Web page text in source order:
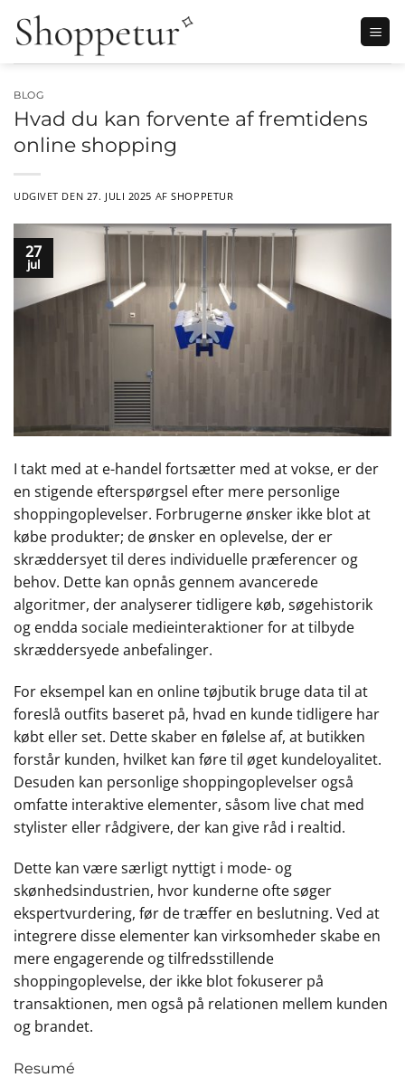
Fortsæt
BLOG
Hvad du kan forvente af fremtidens
online shopping
UDGIVET DEN 27. JULI 2025 AFSHOPPETUR
27
jul
I takt med at e-handel fortsætter med at vokse, er der
en stigende efterspørgsel efter mere personlige
shoppingoplevelser. Forbrugerne ønsker ikke blot at
købe produkter; de ønsker en oplevelse, der er
skræddersyet til deres individuelle præferencer og
behov. Dette kan opnås gennem avancerede
algoritmer, der analyserer tidligere køb, søgehistorik
og endda sociale medieinteraktioner for at tilbyde
skræddersyede anbefalinger.
For eksempel kan en online tøjbutik bruge data til at
foreslå outfits baseret på, hvad en kunde tidligere har
købt eller set. Dette skaber en følelse af, at butikken
forstår kunden, hvilket kan føre til øget kundeloyalitet.
Desuden kan personlige shoppingoplevelser også
omfatte interaktive elementer, såsom live chat med
stylister eller rådgivere, der kan give råd i realtid.
Dette kan være særligt nyttigt i mode- og
skønhedsindustrien, hvor kunderne ofte søger
ekspertvurdering, før de træffer en beslutning. Ved at
integrere disse elementer kan virksomheder skabe en
mere engagerende og tilfredsstillende
shoppingoplevelse, der ikke blot fokuserer på
transaktionen, men også på relationen mellem kunden
og brandet.
Resumé